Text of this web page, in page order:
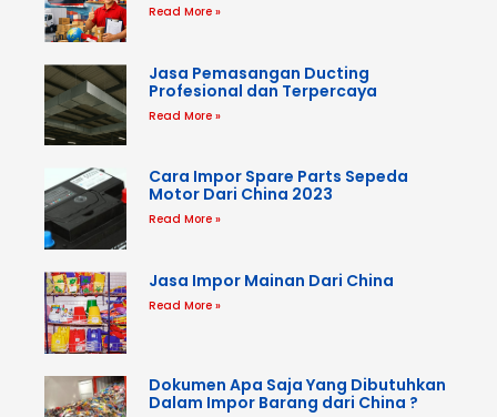
Read More »
Jasa Pemasangan Ducting
Profesional dan Terpercaya
Read More »
Cara Impor Spare Parts Sepeda
Motor Dari China 2023
Read More »
Jasa Impor Mainan Dari China
Read More »
Dokumen Apa Saja Yang Dibutuhkan
Dalam Impor Barang dari China ?